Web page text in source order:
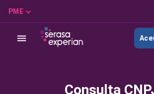
PME
Consulta